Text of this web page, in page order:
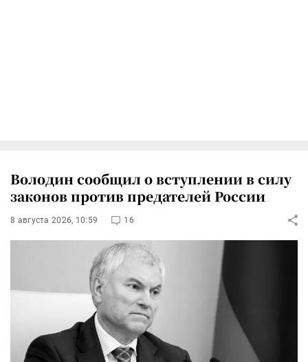
Володин сообщил о вступлении в силу
законов против предателей России
8 августа 2026, 10:59 16